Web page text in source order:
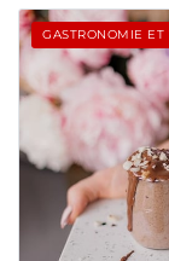
GASTRONOMIE ET